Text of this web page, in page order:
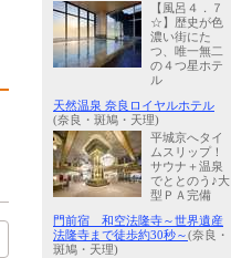
【風呂４．７
☆】歴史が色
濃い街にた
つ、唯一無二
の４つ星ホテ
ル
天然温泉 奈良ロイヤルホテル
(奈良・斑鳩・天理)
平城京へタイ
ムスリップ！
サウナ＋温泉
でととのう♪大
型ＰＡ完備
門前宿 和空法隆寺～世界遺産
法隆寺まで徒歩約30秒～(奈良・
斑鳩・天理)